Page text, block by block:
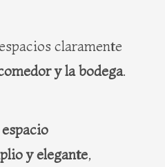
claramente
y la bodega.
y elegante,